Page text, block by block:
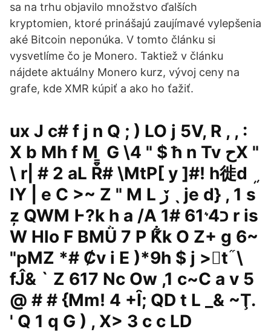
sa na trhu objavilo množstvo ďalších
kryptomien, ktoré prinášajú zaujímavé vylepšenia
aké Bitcoin neponúka. V tomto článku si
vysvetlíme čo je Monero. Taktiež v článku
nájdete aktuálny Monero kurz, vývoj ceny na
grafe, kde XMR kúpiť a ako ho ťažiť.
ux J c# f j n Q ; ) LO j 5V, R , , :
X b Mh f M ͇ G \4 " $ ħ n Tv حX "
\ r| # 2 aL Ř# \MtP[ y ]#! h徙d ܹ
lY | e C >~ Z " M L ڒ ˎ je d} , 1 s
z̦ QWM Ͱ?k h a /A כ4 ͛61 1# r is
W Hlo F BMǛ 7 P K͋k O Z+ g 6~
"pMZ *# Ȼv i E )*9h $ j >񉏒t ֞ \
fĴ& ` Z 617 Nc Ow ,1 c~C a v 5
@ # # {Mm! 4 +Ȋ; QD t L _& ~Ţ.
' Q 1 q G ) , X> 3 c c LD